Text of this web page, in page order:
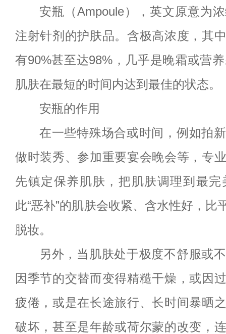
安瓶 （Ampoule），英文原意为
注射针剂的护肤品。含极高浓度，其
有90%甚至达98%，几乎是晚霜或营
肌肤在最短的时间内达到最佳的状态。
安瓶的作用
在一些特殊场合或时间，例如拍
做时装秀、参加重要宴会晚会等，专
先镇定保养肌肤，把肌肤调理到最
此“恶补”的肌肤会收紧、含水性好，比
脱妆。
另外，当肌肤处于极度不舒服或
因季节的交替而变得精糙干燥，或因
疲倦，或是在长途旅行、长时间暴晒
破坏，甚至是年龄或荷尔蒙的改变，